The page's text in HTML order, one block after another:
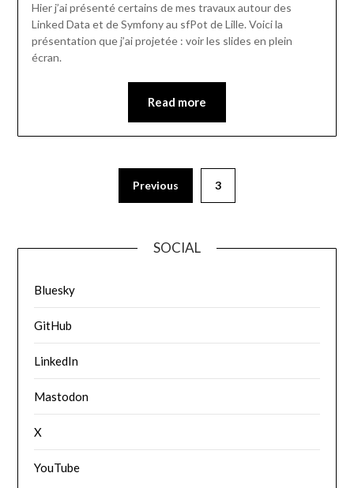
Hier j’ai présenté certains de mes travaux autour des
Linked Data et de Symfony au sfPot de Lille. Voici la
présentation que j’ai projetée : voir les slides en plein
écran.
Read more
Previous 3
SOCIAL
Bluesky
GitHub
LinkedIn
Mastodon
X
YouTube